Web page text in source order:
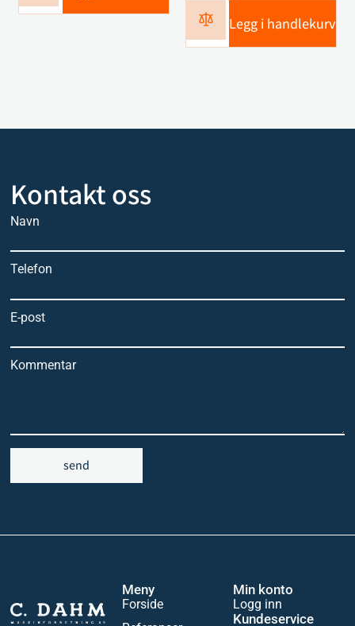
Legg i handlekurv
Kontakt oss
Navn
Telefon
E-post
Kommentar
send
Meny
Forside
Min konto
Logg inn
Kundeservice